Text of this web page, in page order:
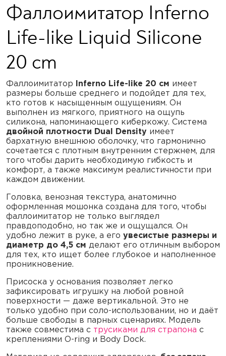
Фаллоимитатор Inferno
Life-like Liquid Silicone
20 cm
Фаллоимитатор Inferno Life-like 20 см имеет
размеры больше среднего и подойдет для тех,
кто готов к насыщенным ощущениям. Он
выполнен из мягкого, приятного на ощупь
силикона, напоминающего киберкожу. Система
двойной плотности Dual Density имеет
бархатную внешнюю оболочку, что гармонично
сочетается с плотным внутренним стержнем, для
того чтобы дарить необходимую гибкость и
комфорт, а также максимум реалистичности при
каждом движении.
Головка, венозная текстура, анатомично
оформленная мошонка создана для того, чтобы
фаллоимитатор не только выглядел
правдоподобно, но так же и ощущался. Он
удобно лежит в руке, а его увесистые размеры и
диаметр до 4,5 см делают его отличным выбором
для тех, кто ищет более глубокое и наполненное
проникновение.
Присоска у основания позволяет легко
зафиксировать игрушку на любой ровной
поверхности — даже вертикальной. Это не
только удобно при соло-использовании, но и даёт
больше свободы в парных сценариях. Модель
также совместима с трусиками для страпона с
креплениями O-ring и Body Dock.